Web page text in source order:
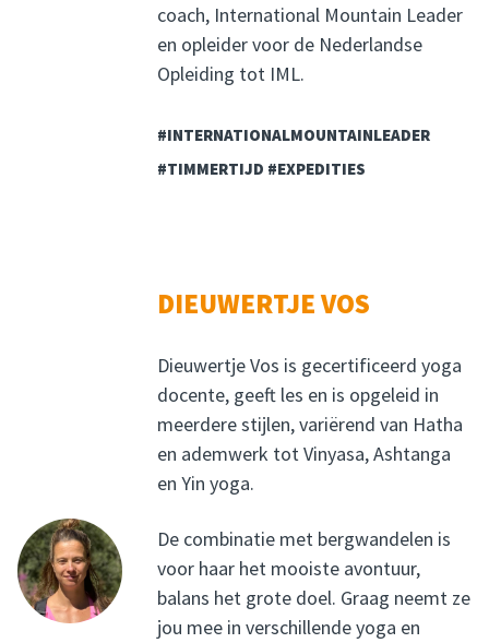
coach, International Mountain Leader
en opleider voor de Nederlandse
Opleiding tot IML.
#INTERNATIONALMOUNTAINLEADER
#TIMMERTIJD #EXPEDITIES
DIEUWERTJE VOS
Dieuwertje Vos is gecertificeerd yoga
docente, geeft les en is opgeleid in
meerdere stijlen, variërend van Hatha
en ademwerk tot Vinyasa, Ashtanga
en Yin yoga.
De combinatie met bergwandelen is
voor haar het mooiste avontuur,
balans het grote doel. Graag neemt ze
jou mee in verschillende yoga en